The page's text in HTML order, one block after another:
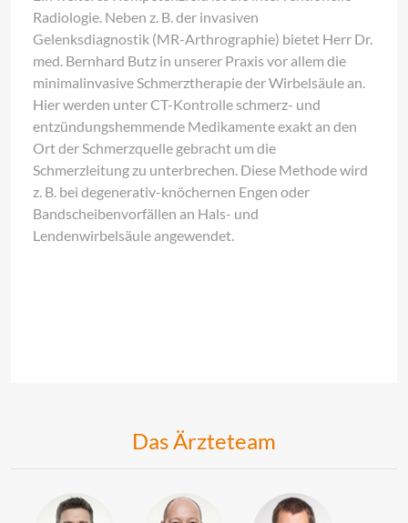
Radiologie. Neben z. B. der invasiven
Gelenksdiagnostik (MR-Arthrographie) bietet Herr Dr.
med. Bernhard Butz in unserer Praxis vor allem die
minimalinvasive Schmerztherapie der Wirbelsäule an.
Hier werden unter CT-Kontrolle schmerz- und
entzündungshemmende Medikamente exakt an den
Ort der Schmerzquelle gebracht um die
Schmerzleitung zu unterbrechen. Diese Methode wird
z. B. bei degenerativ-knöchernen Engen oder
Bandscheibenvorfällen an Hals- und
Lendenwirbelsäule angewendet.
Das Ärzteteam